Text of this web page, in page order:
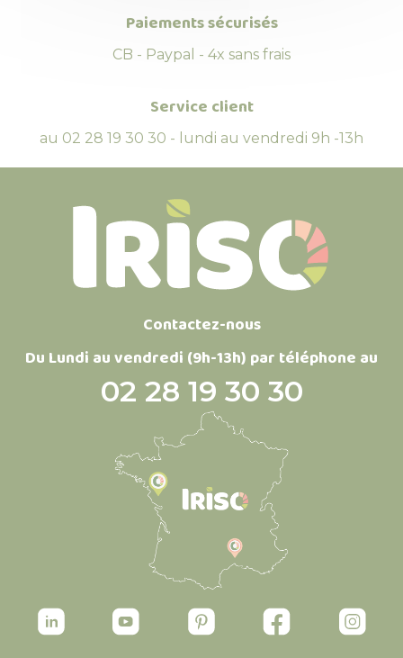
Paiements sécurisés
CB - Paypal - 4x sans frais
Service client
au 02 28 19 30 30 - lundi au vendredi 9h -13h
Contactez-nous
Du Lundi au vendredi (9h-13h) par téléphone au
02 28 19 30 30